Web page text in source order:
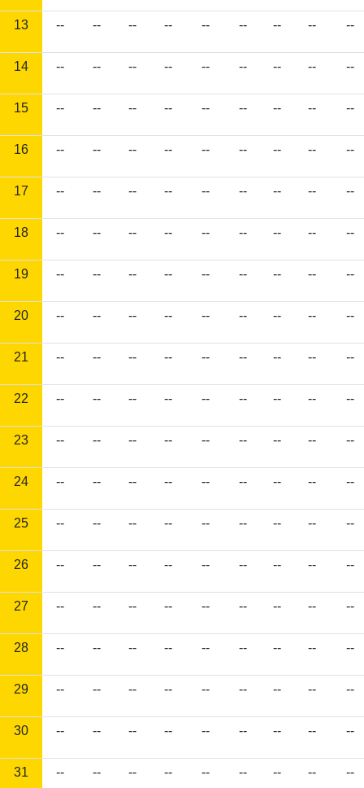
13 -- -- -- -- -- -- -- -- --
14 -- -- -- -- -- -- -- -- --
15 -- -- -- -- -- -- -- -- --
16 -- -- -- -- -- -- -- -- --
17 -- -- -- -- -- -- -- -- --
18 -- -- -- -- -- -- -- -- --
19 -- -- -- -- -- -- -- -- --
20 -- -- -- -- -- -- -- -- --
21 -- -- -- -- -- -- -- -- --
22 -- -- -- -- -- -- -- -- --
23 -- -- -- -- -- -- -- -- --
24 -- -- -- -- -- -- -- -- --
25 -- -- -- -- -- -- -- -- --
26 -- -- -- -- -- -- -- -- --
27 -- -- -- -- -- -- -- -- --
28 -- -- -- -- -- -- -- -- --
29 -- -- -- -- -- -- -- -- --
30 -- -- -- -- -- -- -- -- --
31 -- -- -- -- -- -- -- -- --